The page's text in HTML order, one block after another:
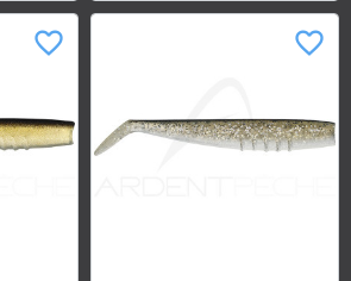
favorite_border favorite_border